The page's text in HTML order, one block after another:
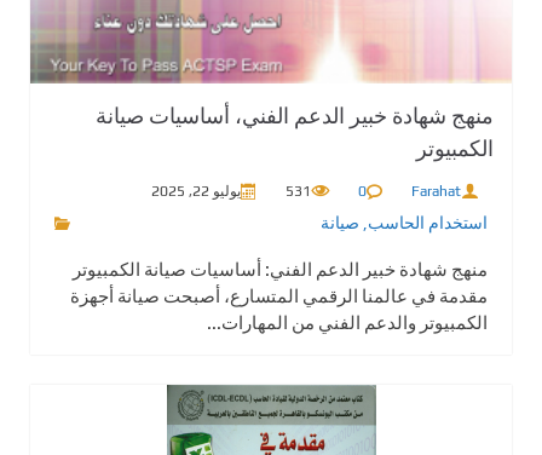
منهج شهادة خبير الدعم الفني، أساسيات صيانة
الكمبيوتر
Farahat
0
531 يوليو 22, 2025
استخدام الحاسب, صيانة
منهج شهادة خبير الدعم الفني: أساسيات صيانة الكمبيوتر
مقدمة في عالمنا الرقمي المتسارع، أصبحت صيانة أجهزة
الكمبيوتر والدعم الفني من المهارات...